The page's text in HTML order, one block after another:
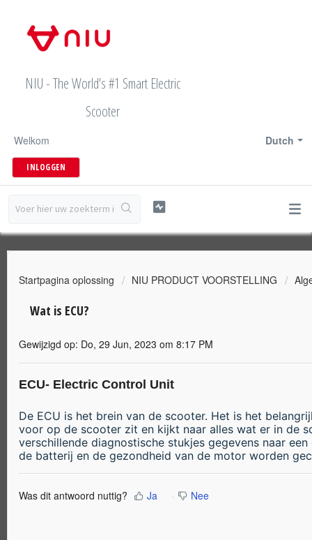
NIU - The World's #1 Smart Electric
Scooter
Dutch
Welkom
INLOGGEN
Startpagina oplossing NIU PRODUCT VOORSTELLING
Wat is ECU?
Gewijzigd op: Do, 29 Jun, 2023 om 8:17 PM
ECU- Electric Control Unit
De ECU is het brein van de scooter. Het is het
voor op de scooter zit en kijkt naar alles wat er in de
verschillende diagnostische stukjes gegevens naar
de batterij en de gezondheid van de motor worden
Was dit antwoord nuttig? Ja Nee